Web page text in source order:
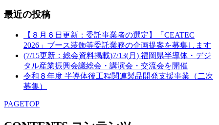
最近の投稿
【８月６日更新：委託事業者の選定】「CEATEC
2026」ブース装飾等委託業務の企画提案を募集します
(7/15更新：総会資料掲載)7/13(月) 福岡県半導体・デジ
タル産業振興会議総会・講演会・交流会を開催
令和８年度 半導体後工程関連製品開発支援事業（二次
募集）
PAGETOP